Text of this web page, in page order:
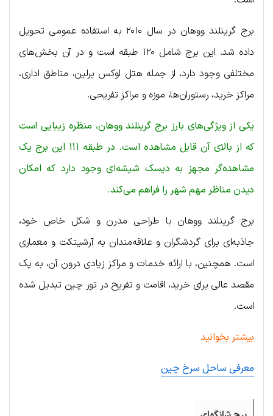
برج گرینلند ووهان در سال ۲۰۱۰ به استفاده عمومی تحویل
داده شد. این برج شامل ۱۲۰ طبقه است و در آن بخش‌های
مختلفی وجود دارد، از جمله هتل لوکس برلین، مناطق اداری،
مراکز خرید، رستوران‌ها، موزه و مراکز تفریحی.
یکی از ویژگی‌های بارز برج گرینلند ووهان، منظره زیبایی است
که از بالای آن قابل مشاهده است. در طبقه ۱۱۱ این برج یک
مشاهده‌گر مجهز به دیسک شیشه‌ای وجود دارد که امکان
دیدن مناظر مهم شهر را فراهم می‌کند.
برج گرینلند ووهان با طراحی مدرن و شکل خاص خود،
جاذبه‌ای برای گردشگران و علاقه‌مندان به آرشیتکت و معماری
است. همچنین، با ارائه خدمات و مراکز زیادی درون آن، به یک
مقصد عالی برای خرید، اقامت و تفریح در تور چین تبدیل شده
است.
بیشتر بخوانید
معرفی ساحل سرخ چین